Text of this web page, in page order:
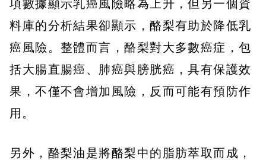
項數據顯示乳癌風險略為上升，但另一個資
料庫的分析結果卻顯示，酪梨有助於降低乳
癌風險。整體而言，酪梨對大多數癌症，包
括大腸直腸癌、肺癌與膀胱癌，具有保護效
果，不僅不會增加風險，反而可能有預防作
用。
另外，酪梨油是將酪梨中的脂肪萃取而成，